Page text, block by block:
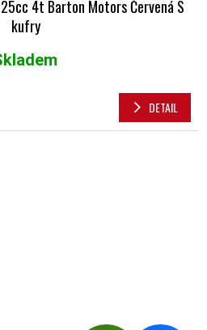
4t Barton Motors Červená S
kufry
je 5,0 z 5 hvězdiček.
DETAIL